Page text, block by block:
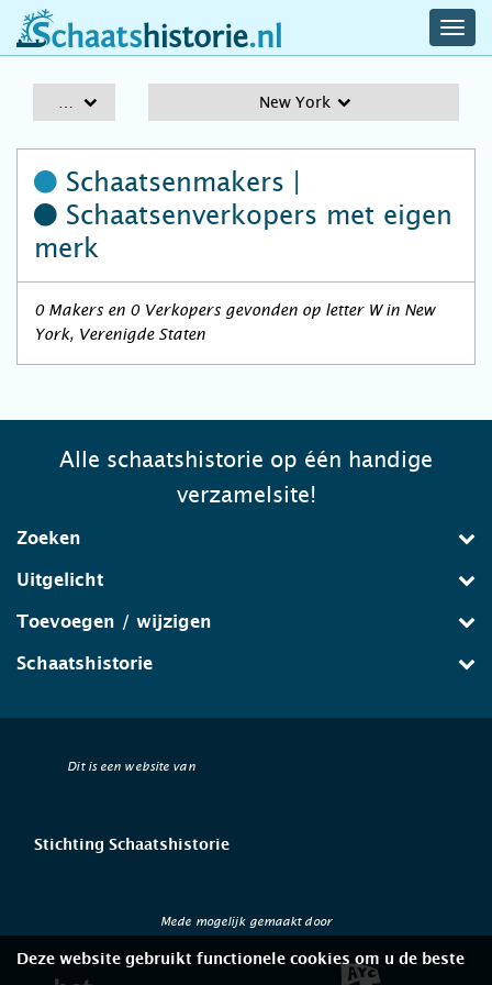
schaatshistorie.nl
New York
Schaatsenmakers |
Schaatsenverkopers met eigen
merk
0 Makers en 0 Verkopers gevonden op letter W in New
York, Verenigde Staten
Alle schaatshistorie op één handige
verzamelsite!
Zoeken
Uitgelicht
Toevoegen / wijzigen
Schaatshistorie
Dit is een website van
Stichting Schaatshistorie
Mede mogelijk gemaakt door
Deze website gebruikt functionele cookies om u de beste